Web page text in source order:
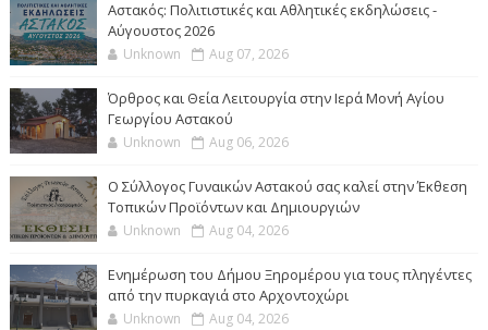
Αστακός: Πολιτιστικές και Αθλητικές εκδηλώσεις -
Αύγουστος 2026
Unknown Aug 07, 2026
Όρθρος και Θεία Λειτουργία στην Ιερά Μονή Αγίου
Γεωργίου Αστακού
Unknown Aug 06, 2026
Ο Σύλλογος Γυναικών Αστακού σας καλεί στην Έκθεση
Τοπικών Προϊόντων και Δημιουργιών
Unknown Aug 04, 2026
Ενημέρωση του Δήμου Ξηρομέρου για τους πληγέντες
από την πυρκαγιά στο Αρχοντοχώρι
Unknown Aug 04, 2026